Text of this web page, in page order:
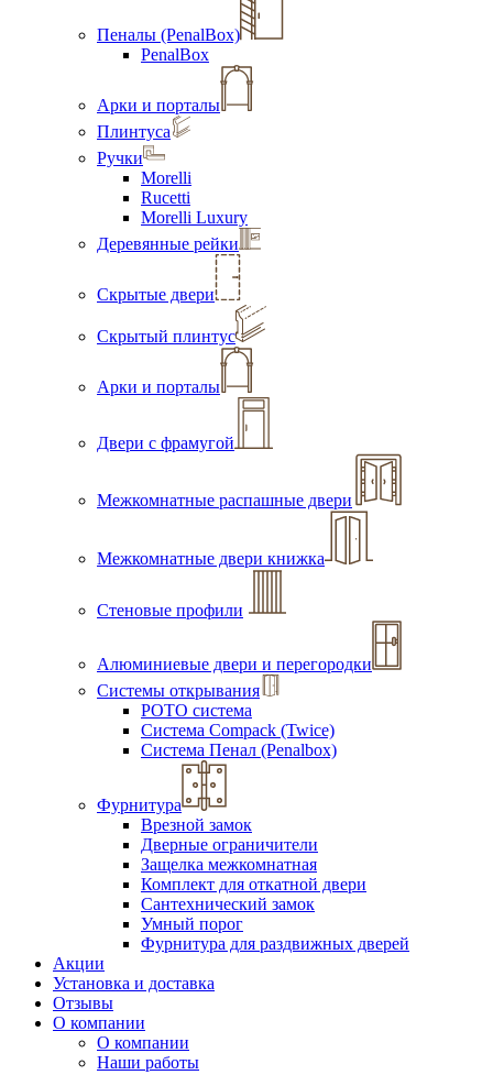
Пеналы (PenalBox)
PenalBox
Арки и порталы
Плинтуса
Ручки
Morelli
Rucetti
Morelli Luxury
Деревянные рейки
Скрытые двери
Скрытый плинтус
Арки и порталы
Двери с фрамугой
Межкомнатные распашные двери
Межкомнатные двери книжка
Стеновые профили
Алюминиевые двери и перегородки
Системы открывания
РОТО система
Система Compack (Twice)
Система Пенал (Penalbox)
Фурнитура
Врезной замок
Дверные ограничители
Защелка межкомнатная
Комплект для откатной двери
Сантехнический замок
Умный порог
Фурнитура для раздвижных дверей
Акции
Установка и доставка
Отзывы
О компании
О компании
Наши работы